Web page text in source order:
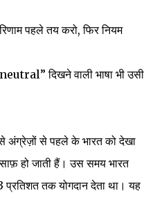
पहले तय करो, फिर नियम
दिखने वाली भाषा भी उसी
से अंग्रेज़ों से पहले के भारत को देखा
हो जाती हैं। उस समय भारत
प्रतिशत तक योगदान देता था। यह